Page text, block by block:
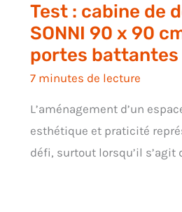
Test : cabine de
SONNI 90 x 90
portes battantes
7 minutes de lecture
L’aménagement d’un
esthétique et praticité
défi, surtout lorsqu’il s’agit